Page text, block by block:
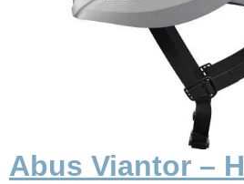
Abus Viantor –